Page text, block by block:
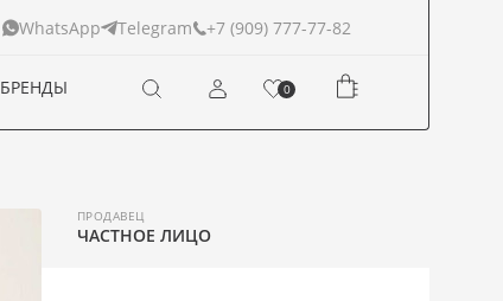
WhatsApp Telegram +7 (909) 777-77-82
БРЕНДЫ 0
ПРОДАВЕЦ
ЧАСТНОЕ ЛИЦО